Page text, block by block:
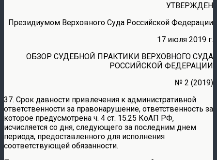
УТВЕРЖДЕН
Президиумом Верховного Суда Российской Федерации
17 июля 2019 г.
ОБЗОР СУДЕБНОЙ ПРАКТИКИ ВЕРХОВНОГО СУДА
РОССИЙСКОЙ ФЕДЕРАЦИИ
№ 2 (2019)
37. Срок давности привлечения к административной
ответственности за правонарушение, ответственность за
которое предусмотрена ч. 4 ст. 15.25 КоАП РФ,
исчисляется со дня, следующего за последним днем
периода, предоставленного для исполнения
соответствующей обязанности.